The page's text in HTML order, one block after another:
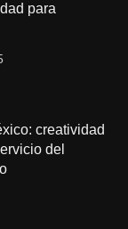
para
creatividad
del